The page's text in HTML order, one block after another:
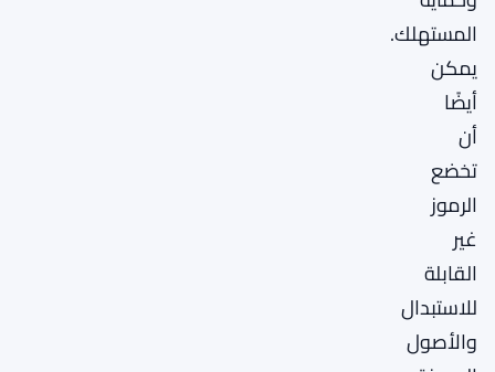
المستهلك.
يمكن
أيضًا
أن
تخضع
الرموز
غير
القابلة
للاستبدال
والأصول